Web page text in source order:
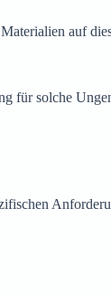
auf
für solche